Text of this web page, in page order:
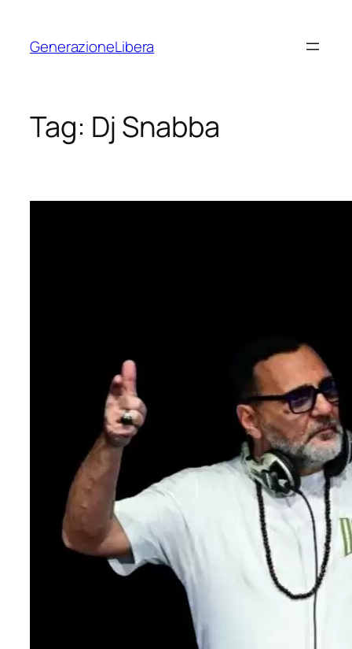
contenuto
GenerazioneLibera
Tag: Dj Snabba